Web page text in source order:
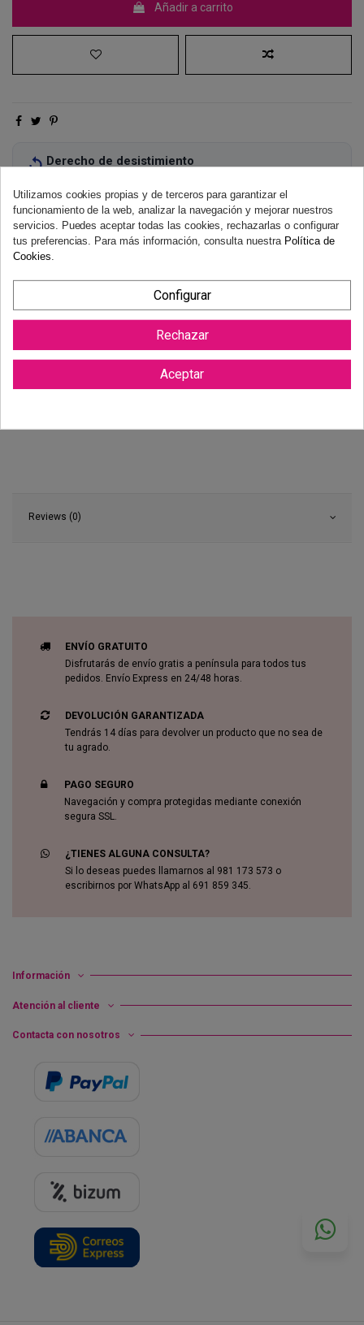
Añadir a carrito
Derecho de desistimiento
necesidad de justificación.Más información
Reviews (0)
ENVÍO GRATUITO
Disfrutarás de envío gratis a península para todos tus
pedidos. Envío Express en 24/48 horas.
DEVOLUCIÓN GARANTIZADA
Tendrás 14 días para devolver un producto que no sea de
tu agrado.
PAGO SEGURO
Navegación y compra protegidas mediante conexión
segura SSL.
¿TIENES ALGUNA CONSULTA?
Si lo deseas puedes llamarnos al 981 173 573 o
escribirnos por WhatsApp al 691 859 345.
Información
Atención al cliente
Contacta con nosotros
Utilizamos cookies propias y de terceros para garantizar el
funcionamiento de la web, analizar la navegación y mejorar nuestros
servicios. Puedes aceptar todas las cookies, rechazarlas o configurar
tus preferencias. Para más información, consulta nuestra Política de
Cookies
Configurar
Rechazar
Aceptar